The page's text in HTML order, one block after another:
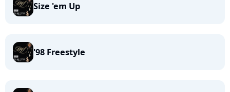
Size 'em Up
'98 Freestyle